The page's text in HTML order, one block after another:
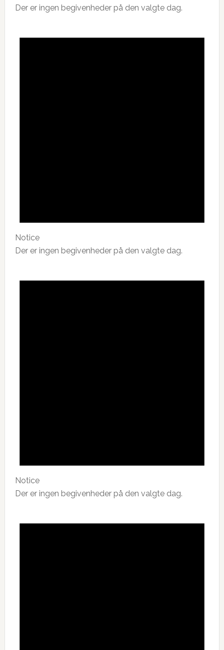
Der er ingen begivenheder på den valgte dag.
Notice
Der er ingen begivenheder på den valgte dag.
Notice
Der er ingen begivenheder på den valgte dag.